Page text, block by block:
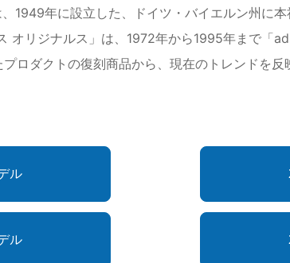
1949年に設立した、ドイツ・バイエルン州に
オリジナルス」は、1972年から1995年まで「
ロダクトの復刻商品から、現在のトレンドを
ル
ル